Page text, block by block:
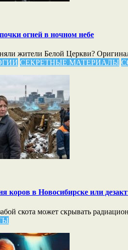
огней в ночном небе
жители Белой Церкви?
СЕКРЕТНЫЕ МАТЕРИАЛЫ
коров в Новосибирске или
скота может скрывать